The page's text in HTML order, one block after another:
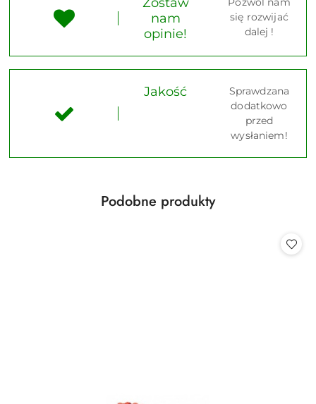
nam
opinie!
się rozwijać
dalej !
Jakość
Sprawdzana
dodatkowo
przed
wysłaniem!
Pomiń karuzelę produktów
Produkty
Podobne produkty